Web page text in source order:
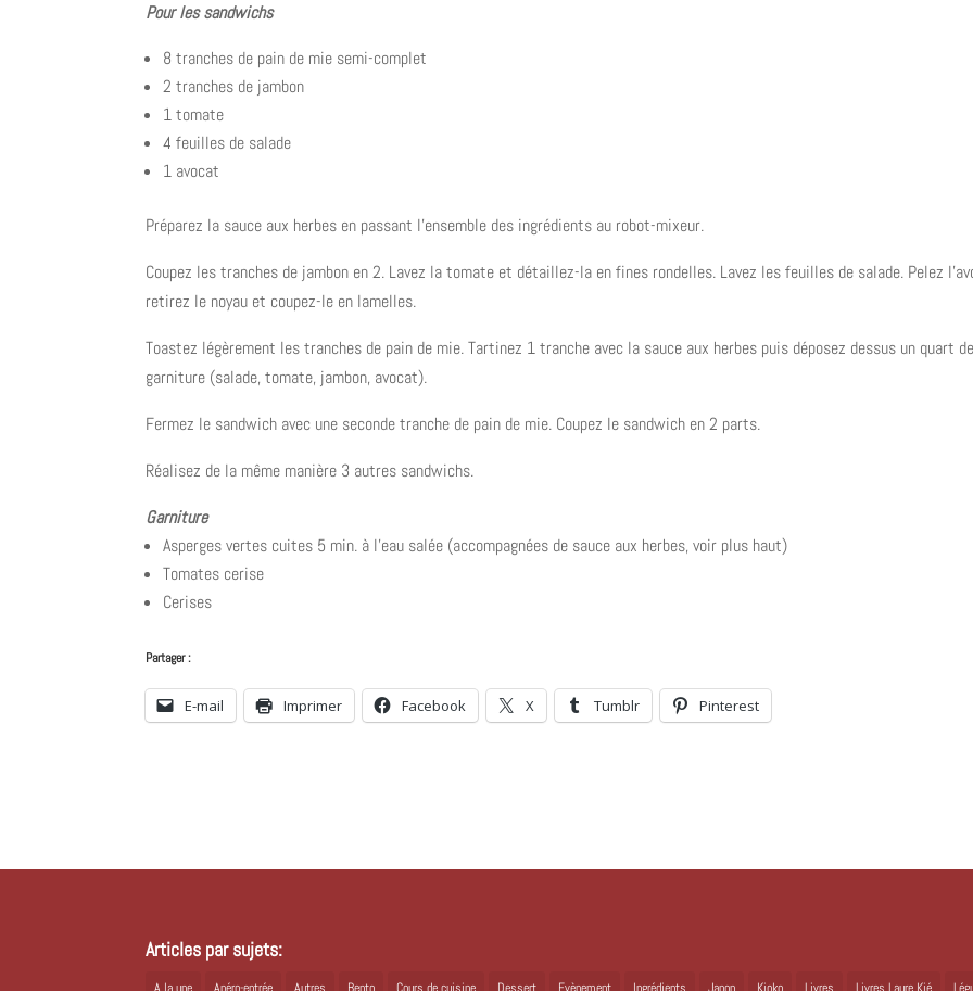
Pour les sandwichs
8 tranches de pain de mie semi-complet
2 tranches de jambon
1 tomate
4 feuilles de salade
1 avocat
Préparez la sauce aux herbes en passant l’ensemble des ingrédients au robot-mixeur.
Coupez les tranches de jambon en 2. Lavez la tomate et détaillez-la en fines rondelles. Lavez les feuilles de salade. Pelez
retirez le noyau et coupez-le en lamelles.
Toastez légèrement les tranches de pain de mie. Tartinez 1 tranche avec la sauce aux herbes puis déposez dessus un quart
garniture (salade, tomate, jambon, avocat).
Fermez le sandwich avec une seconde tranche de pain de mie. Coupez le sandwich en 2 parts.
Réalisez de la même manière 3 autres sandwichs.
Garniture
Asperges vertes cuites 5 min. à l’eau salée (accompagnées de sauce aux herbes, voir plus haut)
Tomates cerise
Cerises
Partager :
E-mail Imprimer Facebook X Tumblr Pinterest
Articles par sujets:
A la une Apéro-entrée Autres Bento Cours de cuisine Dessert Evènement Ingrédients Japon Kioko Livres Livres Laure Kié